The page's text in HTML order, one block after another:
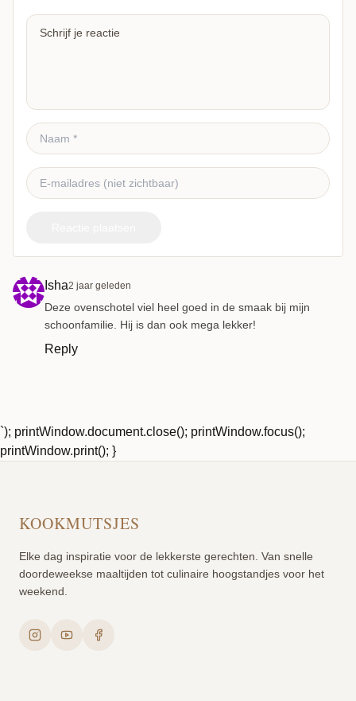
Isha2 jaar geleden
Deze ovenschotel viel heel goed in de smaak bij mijn
schoonfamilie. Hij is dan ook mega lekker!
Reply
`); printWindow.document.close(); printWindow.focus();
printWindow.print(); }
KOOKMUTSJES
Elke dag inspiratie voor de lekkerste gerechten. Van snelle
doordeweekse maaltijden tot culinaire hoogstandjes voor het
weekend.